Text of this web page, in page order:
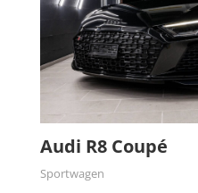
Audi R8 Coupé
Sportwagen